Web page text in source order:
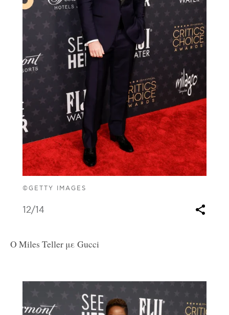
©GETTY IMAGES
12/14
Ο Miles Teller με Gucci